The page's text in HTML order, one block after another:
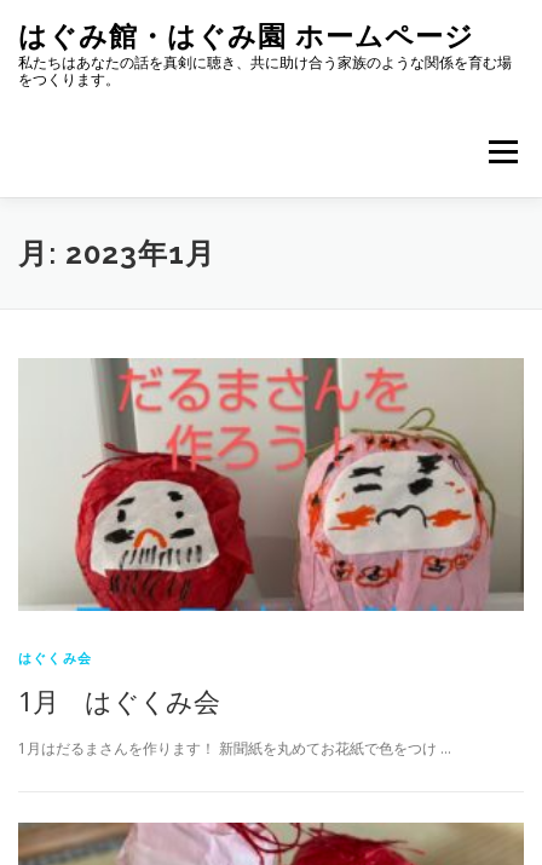
ッ
はぐみ館・はぐみ園 ホームページ
私たちはあなたの話を真剣に聴き、共に助け合う家族のような関係を育む場
をつくります。
メニュー
はぐみ館へのアクセス
転載、引用について お問い合せ
月: 2023年1月
はぐくみ会
1月 はぐくみ会
1月はだるまさんを作ります！ 新聞紙を丸めてお花紙で色をつけ …